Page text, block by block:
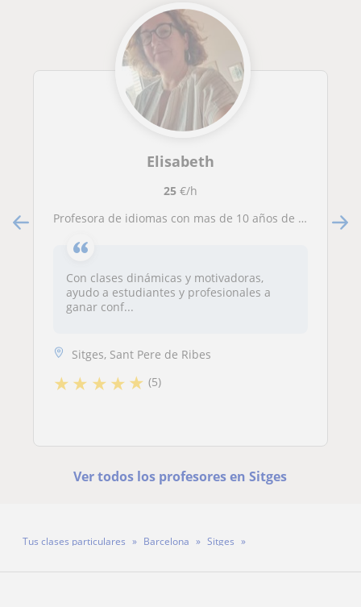
Elisabeth
25€/h
Profesora de idiomas con mas de 10 años de experiencia
Con clases dinámicas y motivadoras,
ayudo a estudiantes y profesionales a
ganar conf...
Sitges, Sant Pere de Ribes
★★ ★★★ (5)
Ver todos los profesores en Sitges
Tus clases particulares Barcelona
Sitges